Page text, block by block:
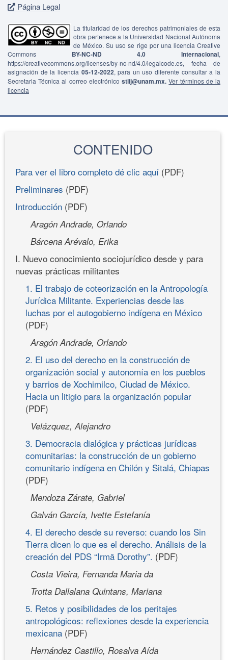
Página Legal
La titularidad de los derechos patrimoniales de esta
obra pertenece a la Universidad Nacional Autónoma
de México. Su uso se rige por una licencia Creative
Commons BY-NC-ND 4.0 Internacional,
https://creativecommons.org/licenses/by-nc-nd/4.0/legalcode.es, fecha de
asignación de la licencia 05-12-2022, para un uso diferente consultar a la
Secretaria Técnica al correo electrónicostiij@unam.mx. Ver términos de la
licencia
CONTENIDO
Para ver el libro completo dé clic aquí (PDF)
Preliminares (PDF)
Introducción (PDF)
Aragón Andrade, Orlando
Bárcena Arévalo, Erika
I. Nuevo conocimiento sociojurídico desde y para
nuevas prácticas militantes
1. El trabajo de coteorización en la Antropología
Jurídica Militante. Experiencias desde las
luchas por el autogobierno indígena en México
(PDF)
Aragón Andrade, Orlando
2. El uso del derecho en la construcción de
organización social y autonomía en los pueblos
y barrios de Xochimilco, Ciudad de México.
Hacia un litigio para la organización popular
(PDF)
Velázquez, Alejandro
3. Democracia dialógica y prácticas jurídicas
comunitarias: la construcción de un gobierno
comunitario indígena en Chilón y Sitalá, Chiapas
(PDF)
Mendoza Zárate, Gabriel
Galván García, Ivette Estefanía
4. El derecho desde su reverso: cuando los Sin
Tierra dicen lo que es el derecho. Análisis de la
creación del PDS “Irmã Dorothy”. (PDF)
Costa Vieira, Fernanda Maria da
Trotta Dallalana Quintans, Mariana
5. Retos y posibilidades de los peritajes
antropológicos: reflexiones desde la experiencia
mexicana (PDF)
Hernández Castillo, Rosalva Aída